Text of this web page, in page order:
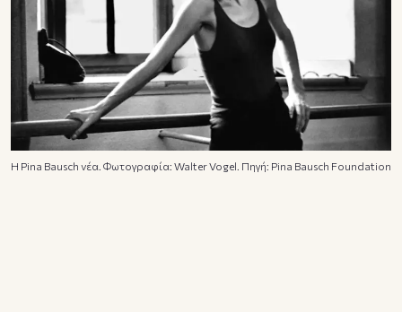
Η Pina Bausch νέα. Φωτογραφία: Walter Vogel. Πηγή: Pina Bausch Foundation